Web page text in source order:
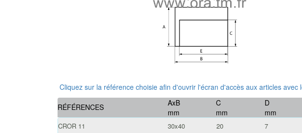
Cliquez sur la référence choisie afin d'ouvrir l'écran d'accès aux articles
RÉFÉRENCES
AxB
mm
C
mm
D
mm
CROR 11 30x40 20 7